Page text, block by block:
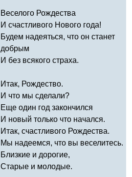
Веселого Рождества
И счастливого Нового года!
Будем надеяться, что он станет
добрым
И без всякого страха.
Итак, Рождество.
И что мы сделали?
Еще один год закончился
И новый только что начался.
Итак, счастливого Рождества.
Мы надеемся, что вы веселитесь.
Близкие и дорогие,
Старые и молодые.